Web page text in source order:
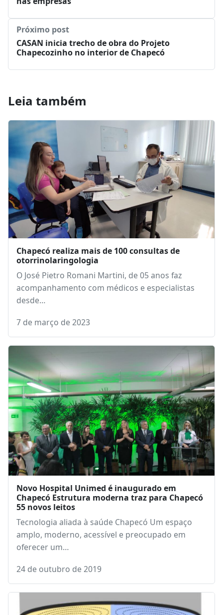
Próximo post
CASAN inicia trecho de obra do Projeto
Chapecozinho no interior de Chapecó
Leia também
Chapecó realiza mais de 100 consultas de
otorrinolaringologia
O José Pietro Romani Martini, de 05 anos faz
acompanhamento com médicos e especialistas
desde…
7 de março de 2023
Novo Hospital Unimed é inaugurado em
Chapecó Estrutura moderna traz para Chapecó
55 novos leitos
Tecnologia aliada à saúde Chapecó Um espaço
amplo, moderno, acessível e preocupado em
oferecer um…
24 de outubro de 2019